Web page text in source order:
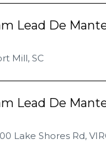
Lead De
Mill, SC
Lead De
Lake Shores Rd,